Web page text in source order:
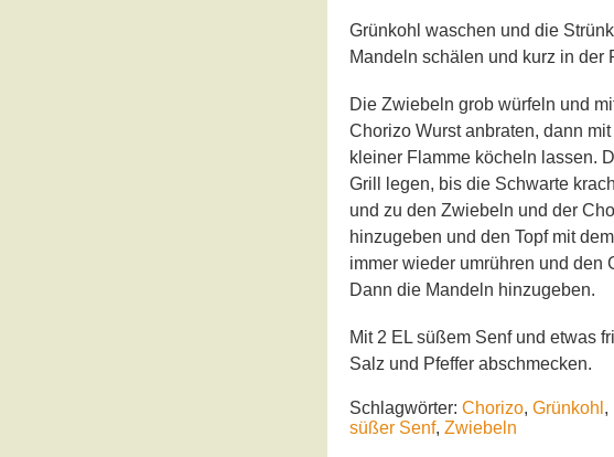
Grünkohl waschen und die
Mandeln schälen und kurz in der
Die Zwiebeln grob würfeln und
Chorizo Wurst anbraten, dann
kleiner Flamme köcheln lassen.
Grill legen, bis die Schwarte
und zu den Zwiebeln und der
hinzugeben und den Topf mit
immer wieder umrühren und den
Dann die Mandeln hinzugeben.
Mit 2 EL süßem Senf und etwas
Salz und Pfeffer abschmecken.
Schlagwörter: Chorizo, Grünkohl ,
süßer Senf, Zwiebeln